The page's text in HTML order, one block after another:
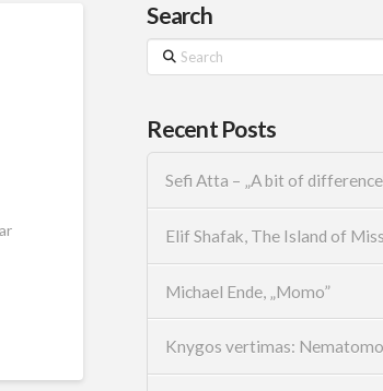
Search
Search
Recent Posts
Sefi Atta – „A bit of
Elif Shafak, The Island of
Michael Ende, „Momo”
Knygos vertimas: